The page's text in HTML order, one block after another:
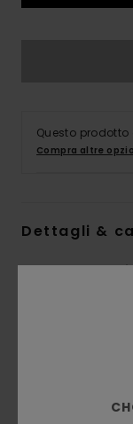
Questo
Compra altre
Dettagli &
Berretto con
Collezione: